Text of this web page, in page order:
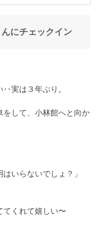
にチェックイン
‥実は３年ぶり。
をして、小林館へと向か
いらないでしょ？」
くれて嬉しい〜